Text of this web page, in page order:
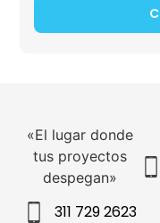
«El lugar donde
tus proyectos
despegan»
311 729 2623